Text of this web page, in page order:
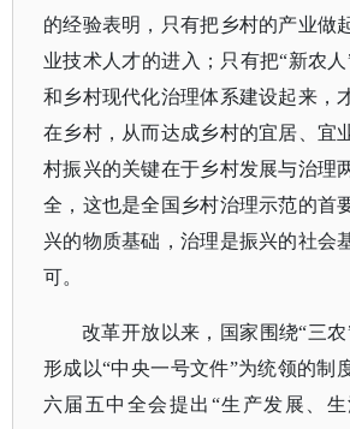
的经验表明，只有把乡村的产业做
业技术人才的进入；只有把“新农
和乡村现代化治理体系建设起来，
在乡村，从而达成乡村的宜居、宜
村振兴的关键在于乡村发展与治理
全，这也是全国乡村治理示范的首
兴的物质基础，治理是振兴的社会
可。
改革开放以来，国家围绕“三农
形成以“中央一号文件”为统领的制
六届五中全会提出“生产发展、